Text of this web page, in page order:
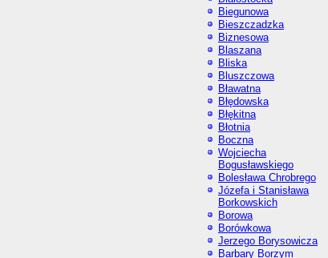
Biegunowa
Bieszczadzka
Biznesowa
Blaszana
Bliska
Bluszczowa
Bławatna
Błędowska
Błękitna
Błotnia
Boczna
Wojciecha
Bogusławskiego
Bolesława Chrobrego
Józefa i Stanisława
Borkowskich
Borowa
Borówkowa
Jerzego Borysowicza
Barbary Borzym